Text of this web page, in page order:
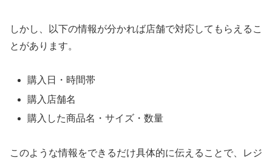
しかし、以下の情報が分かれば店舗で対応してもらえるこ
とがあります。
購入日・時間帯
購入店舗名
購入した商品名・サイズ・数量
このような情報をできるだけ具体的に伝えることで、レジ